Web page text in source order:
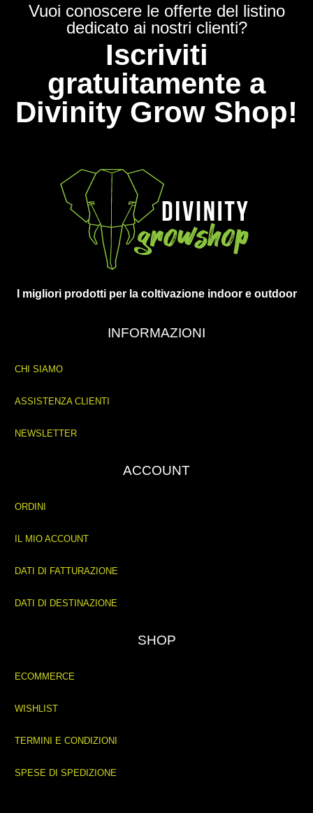
Vuoi conoscere le offerte del listino
dedicato ai nostri clienti?
Iscriviti
gratuitamente a
Divinity Grow Shop!
I migliori prodotti per la coltivazione indoor e outdoor
INFORMAZIONI
CHI SIAMO
ASSISTENZA CLIENTI
NEWSLETTER
ACCOUNT
ORDINI
IL MIO ACCOUNT
DATI DI FATTURAZIONE
DATI DI DESTINAZIONE
SHOP
ECOMMERCE
WISHLIST
TERMINI E CONDIZIONI
SPESE DI SPEDIZIONE